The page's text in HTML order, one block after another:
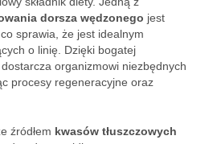
dorsza wędzonego jest
sprawia, że jest idealnym
o linię. Dzięki bogatej
organizmowi niezbędnych
procesy regeneracyjne oraz
źródłem kwasów tłuszczowych